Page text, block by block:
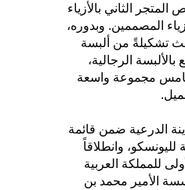
المتجر الثاني بالأزياء
المصممين. وبدوره،
تشكيلةً من ألبسة
بالألبسة الرجالية،
مجموعة واسعة
الدرعية ضمن قائمة
لليونسكو، وانطلاقاً
للمملكة العربية
الأمير محمد بن